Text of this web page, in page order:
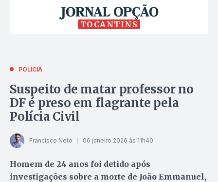
TOCANTINS
POLÍCIA
Suspeito de matar professor no
DF é preso em flagrante pela
Polícia Civil
Francisco Neto 06 janeiro 2026 às 11h40
Homem de 24 anos foi detido após
investigações sobre a morte de João Emmanuel,